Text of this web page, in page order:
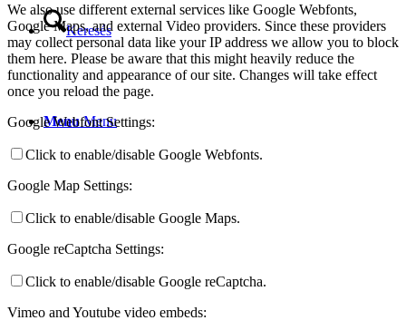
Keresés
Menu Menu
We also use different external services like Google Webfonts,
Google Maps, and external Video providers. Since these providers
may collect personal data like your IP address we allow you to block
them here. Please be aware that this might heavily reduce the
functionality and appearance of our site. Changes will take effect
once you reload the page.
Google Webfont Settings:
Click to enable/disable Google Webfonts.
Google Map Settings:
Click to enable/disable Google Maps.
Google reCaptcha Settings:
Click to enable/disable Google reCaptcha.
Vimeo and Youtube video embeds: